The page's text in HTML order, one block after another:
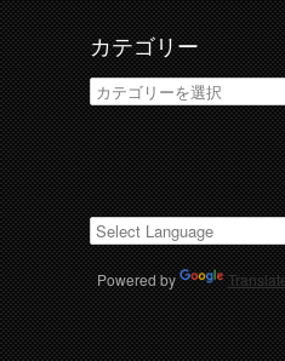
カテゴリー
カ
テ
ゴ
リ
ー
Powered by